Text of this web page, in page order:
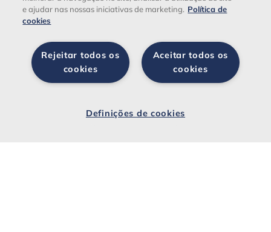
e ajudar nas nossas iniciativas de marketing. Política de
cookies
Aceitar todos os
cookies
Rejeitar todos os
cookies
Definições de cookies